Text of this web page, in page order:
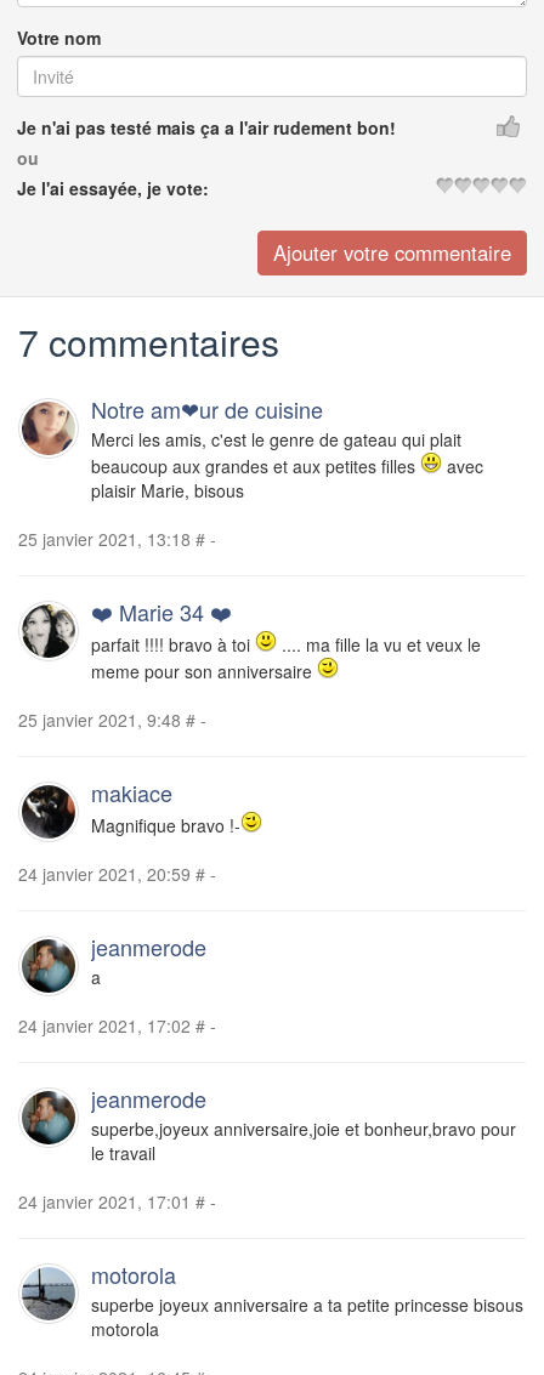
Votre nom
Je n'ai pas testé mais ça a l'air rudement bon!
ou
Je l'ai essayée, je vote:
7 commentaires
Notre am❤ur de cuisine
Merci les amis, c'est le genre de gateau qui plait
beaucoup aux grandes et aux petites filles
avec
plaisir Marie, bisous
25 janvier 2021, 13:18 # -
❤️ Marie 34 ❤️
parfait !!!! bravo à toi
.... ma fille la vu et veux le
meme pour son anniversaire
25 janvier 2021, 9:48 # -
makiace
Magnifique bravo !-
24 janvier 2021, 20:59 # -
jeanmerode
a
24 janvier 2021, 17:02 # -
jeanmerode
superbe,joyeux anniversaire,joie et bonheur,bravo pour
le travail
24 janvier 2021, 17:01 # -
motorola
superbe joyeux anniversaire a ta petite princesse bisous
motorola